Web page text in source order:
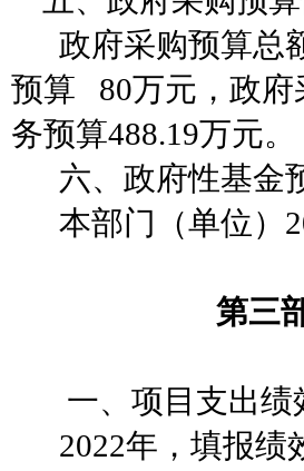
政府采购预算总
预算 80万元，政府
务预算488.19万元。
六、政府性基金
本部门（单位）
第三
一、 项目支出绩
2022年，填报绩